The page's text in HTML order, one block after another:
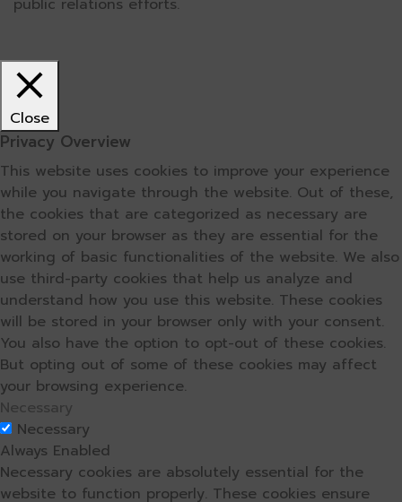
public relations efforts.
Close
Privacy Overview
This website uses cookies to improve your experience
while you navigate through the website. Out of these,
the cookies that are categorized as necessary are
stored on your browser as they are essential for the
working of basic functionalities of the website. We also
use third-party cookies that help us analyze and
understand how you use this website. These cookies
will be stored in your browser only with your consent.
You also have the option to opt-out of these cookies.
But opting out of some of these cookies may affect
your browsing experience.
Necessary
Necessary
Always Enabled
Necessary cookies are absolutely essential for the
website to function properly. These cookies ensure